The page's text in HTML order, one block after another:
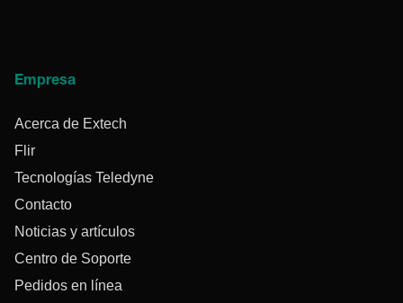
Empresa
Acerca de Extech
Flir
Tecnologías Teledyne
Contacto
Noticias y artículos
Centro de Soporte
Pedidos en línea